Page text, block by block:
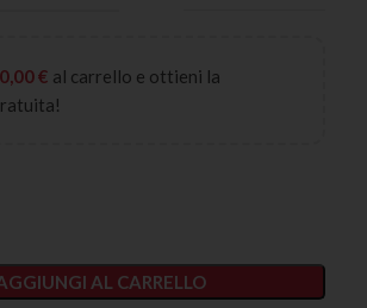
€ al carrello e ottieni la
AL CARRELLO